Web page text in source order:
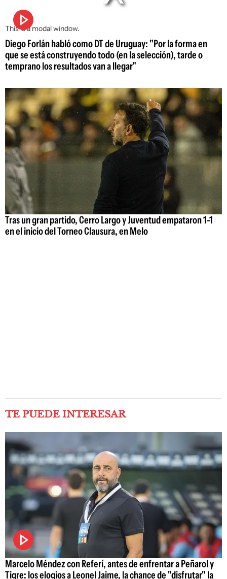
This is a modal window.
Diego Forlán habló como DT de Uruguay: "Por la forma en
que se está construyendo todo (en la selección), tarde o
temprano los resultados van a llegar"
Tras un gran partido, Cerro Largo y Juventud empataron 1-1
en el inicio del Torneo Clausura, en Melo
TE PUEDE INTERESAR
Marcelo Méndez con Referí, antes de enfrentar a Peñarol y
Tigre: los elogios a Leonel Jaime, la chance de "disfrutar" la